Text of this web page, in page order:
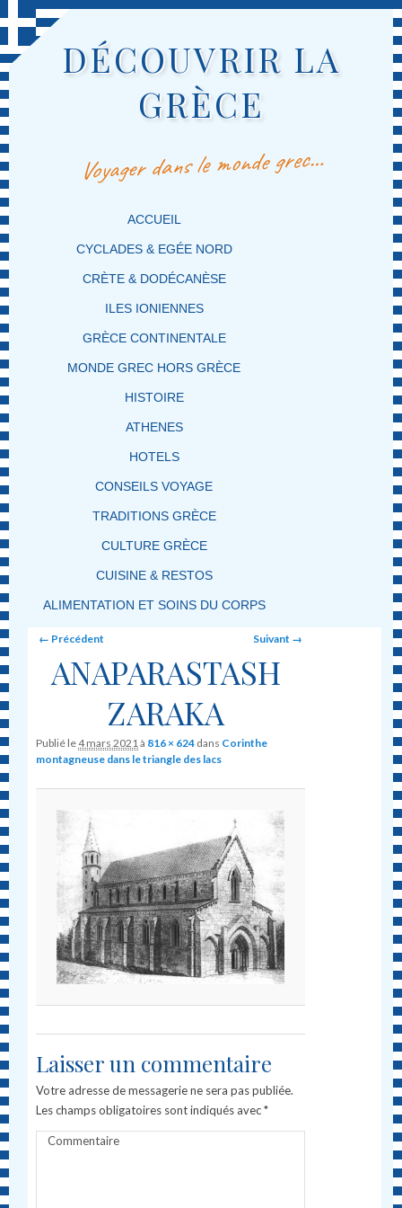
DÉCOUVRIR LA
GRÈCE
Voyager dans le monde grec…
MENU PRINCIPAL
MASQUER LA NAVIGATION PRINCIPALE
MASQUER LA NAVIGATION SECONDAIRE
ACCUEIL
CYCLADES & EGÉE NORD
CRÈTE & DODÉCANÈSE
ILES IONIENNES
GRÈCE CONTINENTALE
MONDE GREC HORS GRÈCE
HISTOIRE
ATHENES
HOTELS
CONSEILS VOYAGE
TRADITIONS GRÈCE
CULTURE GRÈCE
CUISINE & RESTOS
ALIMENTATION ET SOINS DU CORPS
Image navigation
← Précédent Suivant →
ANAPARASTASH
ZARAKA
Publié le4 mars 2021à 816 × 624 dans Corinthe
montagneuse dans le triangle des lacs
Laisser un commentaire
Votre adresse de messagerie ne sera pas publiée.
Les champs obligatoires sont indiqués avec*
Commentaire